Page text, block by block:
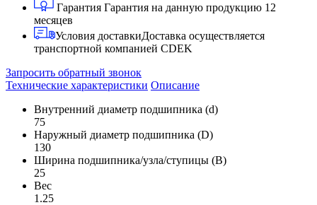
Гарантия Гарантия на данную продукцию 12
месяцев
Условия доставкиДоставка осуществляется
транспортной компанией CDEK
Запросить обратный звонок
Технические характеристики Описание
Внутренний диаметр подшипника (d)
75
Наружный диаметр подшипника (D)
130
Ширина подшипника/узла/ступицы (B)
25
Вес
1.25